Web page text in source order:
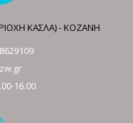
ΚΑΣΛΑ) - ΚΟΖΑΝΗ
16.00